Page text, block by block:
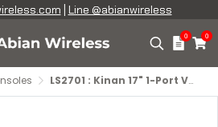
Line @abianwireless
0 0
LS2701 : Kinan 17" 1-Port VGA LCD Console